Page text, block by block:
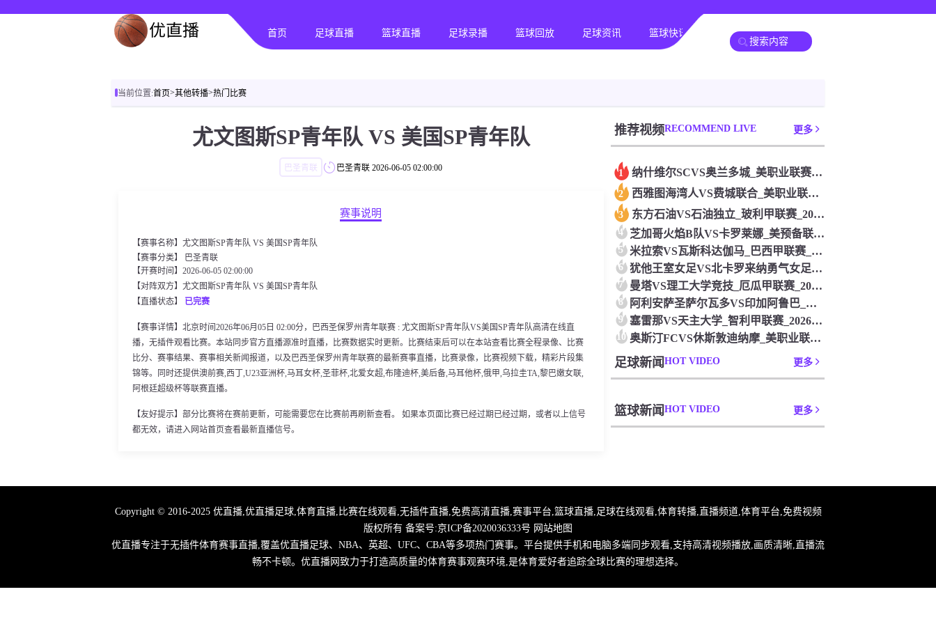
首页 足球直播 篮球直播 足球录播 篮球回放 足球资讯 篮球快讯 其他转播
当前位置:首页>其他转播>热门比赛
尤文图斯SP青年队 VS 美国SP青年队
巴圣青联 巴圣青联 2026-06-05 02:00:00
赛事说明
【赛事名称】尤文图斯SP青年队 VS 美国SP青年队
【赛事分类】
巴圣青联
【开赛时间】2026-06-05 02:00:00
【对阵双方】尤文图斯SP青年队 VS 美国SP青年队
【直播状态】 已完赛
【赛事详情】北京时间2026年06月05日 02:00分，巴西圣保罗州青年联赛 : 尤文图斯SP青年队VS美国SP青年队高清在线直
播，无插件观看比赛。本站同步官方直播源准时直播，比赛数据实时更新。比赛结束后可以在本站查看比赛全程录像、比赛
比分、赛事结果、赛事相关新闻报道，以及巴西圣保罗州青年联赛的最新赛事直播，比赛录像，比赛视频下载，精彩片段集
锦等。同时还提供澳前赛,西丁,U23亚洲杯,马耳女杯,圣菲杯,北爱女超,布隆迪杯,美后备,马耳他杯,俄甲,乌拉圭TA,黎巴嫩女联,
阿根廷超级杯等联赛直播。
【友好提示】部分比赛将在赛前更新，可能需要您在比赛前再刷新查看。 如果本页面比赛已经过期已经过期，或者以上信号
都无效，请进入网站首页查看最新直播信号。
推荐视频RECOMMEND LIVE 更多
1 纳什维尔SCVS奥兰多城_美职业联赛_2026年07月26日
2 西雅图海湾人VS费城联合_美职业联赛_2026年07月26日
3 东方石油VS石油独立_玻利甲联赛_2026年07月26日
4 芝加哥火焰B队VS卡罗莱娜_美预备联联赛_2026年07月2
5 米拉索VS瓦斯科达伽马_巴西甲联赛_2026年07月26日
6 犹他王室女足VS北卡罗来纳勇气女足_美女职联赛_2026年0
7 曼塔VS理工大学竞技_厄瓜甲联赛_2026年07月26日
8 阿利安萨圣萨尔瓦多VS印加阿鲁巴_萨尔超联赛_2026年07
9 塞雷那VS天主大学_智利甲联赛_2026年07月26日
10 奥斯汀FCVS休斯敦迪纳摩_美职业联赛_2026年07月26
足球新闻 HOT VIDEO 更多
篮球新闻 HOT VIDEO 更多
Copyright © 2016-2025 优直播,优直播足球,体育直播,比赛在线观看,无插件直播,免费高清直播,赛事平台,篮球直播,足球在线观看,体育转播,直播频道,体育平台,免费视频
版权所有 备案号:京ICP备2020036333号 网站地图
优直播专注于无插件体育赛事直播,覆盖优直播足球、NBA、英超、UFC、CBA等多项热门赛事。平台提供手机和电脑多端同步观看,支持高清视频播放,画质清晰,直播流
畅不卡顿。优直播网致力于打造高质量的体育赛事观赛环境,是体育爱好者追踪全球比赛的理想选择。